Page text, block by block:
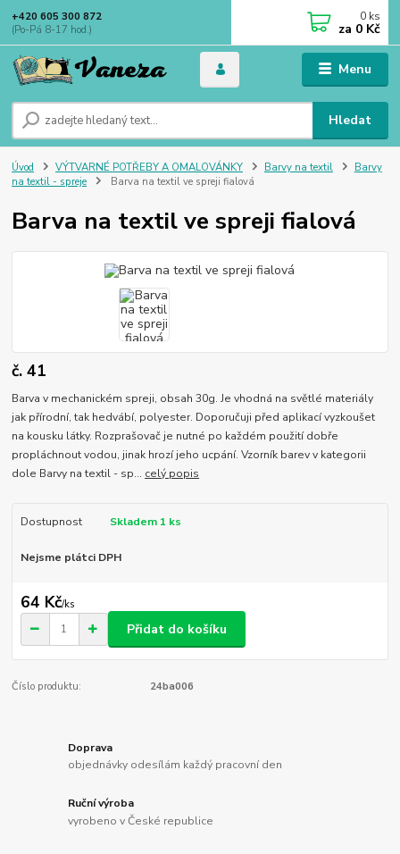
Menu
Hledat
+420 605 300 872
(Po-Pá 8-17 hod.)
0 ks
za 0 Kč
Úvod VÝTVARNÉ POTŘEBY A OMALOVÁNKY Barvy na textil
Barvy
na textil - spreje
Barva na textil ve spreji fialová
Barva na textil ve spreji fialová
č. 41
Barva v mechanickém spreji, obsah 30g. Je vhodná na světlé materiály
jak přírodní, tak hedvábí, polyester. Doporučuji před aplikací vyzkoušet
na kousku látky. Rozprašovač je nutné po každém použití dobře
propláchnout vodou, jinak hrozí jeho ucpání. Vzorník barev v kategorii
dole Barvy na textil - sp... celý popis
Dostupnost Skladem 1 ks
Nejsme plátci DPH
64 Kč/ks
Přidat do košíku
Číslo produktu: 24ba006
Doprava
objednávky odesílám každý pracovní den
Ruční výroba
vyrobeno v České republice